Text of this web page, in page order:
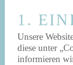
1.
Unsere
diese unter
informieren